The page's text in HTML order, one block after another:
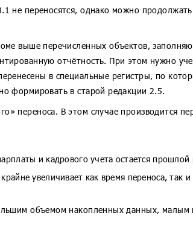
переносятся, однако можно
выше перечисленных объектов,
отчётность. При этом нужно
в специальные регистры, по
формировать в старой редакции 2.5.
переноса. В этом случае производится
и кадрового учета остается прошлой
увеличивает как время переноса, так
объемом накопленных данных,